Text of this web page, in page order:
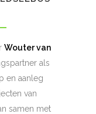
Wouter van
als
en aanleg
van
samen met